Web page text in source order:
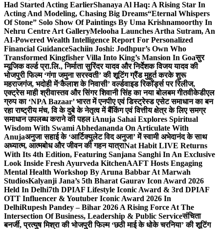
Had Started Acting EarlierShanaya Al Haq: A Rising Star In
Acting And Modeling, Chasing Big Dreams“Eternal Whispers
Of Stone” Solo Show Of Paintings By Uma Krishnamoorthy In
Nehru Centre Art GalleryMelooha Launches Artha Sutram, An
AI-Powered Wealth Intelligence Report For Personalized
Financial GuidanceSachiin Joshi: Jodhpur’s Own Who
Transformed Kingfisher Villa Into King’s Mansion In Goaसुर
म्यूजिक वर्ल्ड प्रा.लि., निर्माता सुरिंदर यादव और निर्देशक विजय यादव की
भोजपुरी फिल्म ‘गंगा जमुना सरस्वती’ की शूटिंग ग्रैंड मुहूर्त करके शुरू
महराजगंज, भदोही में‘कैलाश के निवासी’ वर्ल्डवाइड रिकॉर्ड्स पर रिलीज,
एक्ट्रेस माही श्रीवास्तव और सिंगर शिवानी सिंह का नया बोलबम गीतवीकेडीएल
ग्रुप का ‘NPA Bazaar’ भारत में एनपीए एवं डिस्ट्रेस्ड एसेट समाधान का बन
रहा राष्ट्रीय मंच, वि के दुबे के नेतृत्व में बैंकिंग एवं वित्तीय क्षेत्र के लिए समग्र
समाधान उपलब्ध कराने की पहल iAnuja Sahai Explores Spiritual
Wisdom With Swami Abhedananda On Articulate With
Anujaअनुजा सहाई के ‘आर्टिक्युलेट विद अनुजा’ में स्वामी अभेदानंद के साथ
अध्यात्म, आत्मबोध और जीवन की गहन यात्राNat Habit LIVE Returns
With Its 4th Edition, Featuring Sanjana Sanghi In An Exclusive
Look Inside Fresh Ayurveda KitchenAAFT Hosts Engaging
Mental Health Workshop By Aruna Babbar At Marwah
StudiosKalyanji Jana’s 5th Bharat Gaurav Icon Award 2026
Held In Delhi7th DPIAF Lifestyle Iconic Award & 3rd DPIAF
OTT Influencer & Youtuber Iconic Award 2026 In
DelhiRupesh Pandey – Bihar 2026 A Rising Force At The
Intersection Of Business, Leadership & Public Serviceसंचिता
बनर्जी, प्रत्युष मिश्रा की भोजपुरी फिल्म ‘छठी माई के धोके चरनिया’ की शूटिंग